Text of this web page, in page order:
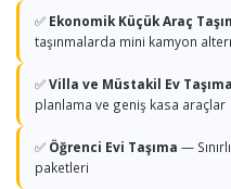
✅ Ekonomik Küçük Araç
taşınmalarda mini kamyon
✅Villa ve Müstakil Ev Taşıma
planlama ve geniş kasa araçlar
✅ Öğrenci Evi Taşıma —
paketleri